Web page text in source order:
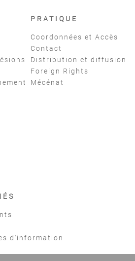
PRATIQUE
Coordonnées et Accès
Contact
Distribution et diffusion
Foreign Rights
Mécénat
d'information